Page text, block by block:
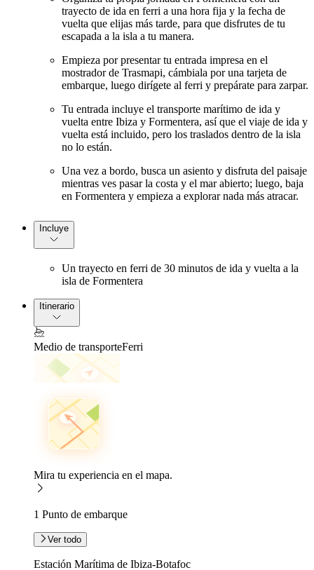
trayecto de ida en ferri a una hora fija y la fecha de
vuelta que elijas más tarde, para que disfrutes de tu
escapada a la isla a tu manera.
Empieza por presentar tu entrada impresa en el
mostrador de Trasmapi, cámbiala por una tarjeta de
embarque, luego dirígete al ferri y prepárate para zarpar.
Tu entrada incluye el transporte marítimo de ida y
vuelta entre Ibiza y Formentera, así que el viaje de ida y
vuelta está incluido, pero los traslados dentro de la isla
no lo están.
Una vez a bordo, busca un asiento y disfruta del paisaje
mientras ves pasar la costa y el mar abierto; luego, baja
en Formentera y empieza a explorar nada más atracar.
Incluye
Un trayecto en ferri de 30 minutos de ida y vuelta a la
isla de Formentera
Itinerario
Medio de transporteFerri
Mira tu experiencia en el mapa.
1 Punto de embarque
Ver todo
Estación Marítima de Ibiza-Botafoc